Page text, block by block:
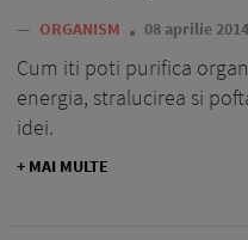
— ORGANISM 08 aprilie 2014
Cum iti poti purifica
energia, stralucirea si
idei.
+ MAI MULTE